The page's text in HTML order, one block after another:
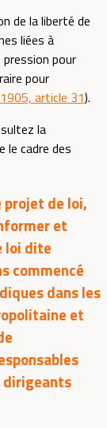
de la liberté de
liées à
pression pour
pour
article 31).
la
le cadre des
projet de loi,
et
loi dite
commencé
dans les
et
dirigeants